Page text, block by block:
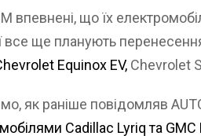
впевнені, що їх
все ще планують
Equinox EV, Chevrolet
як раніше повідомляв
Cadillac Lyriq та